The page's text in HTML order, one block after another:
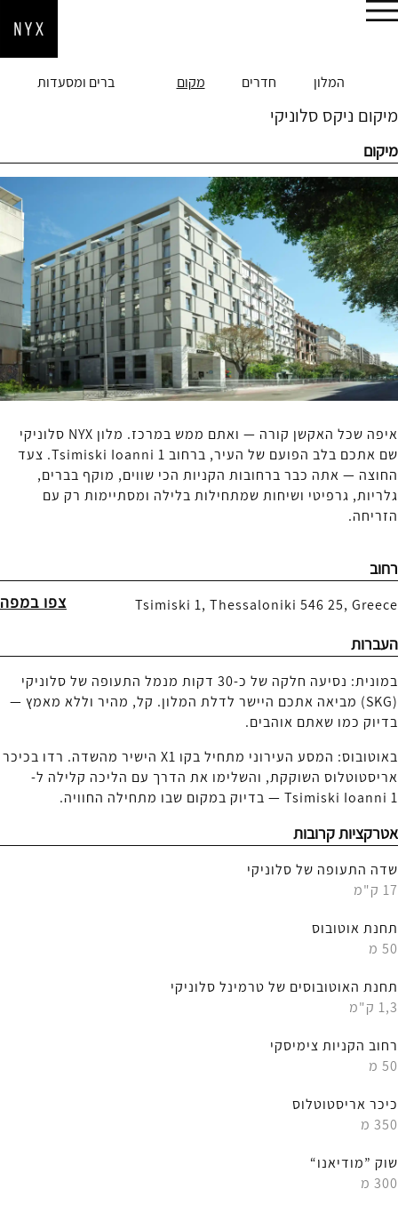
המלון חדרים מקום ברים ומסעדות
מיקום ניקס סלוניקי
מיקום
איפה שכל האקשן קורה — ואתם ממש במרכז. מלון NYX סלוניקי
שם אתכם בלב הפועם של העיר, ברחוב Tsimiski Ioanni 1. צעד
החוצה — אתה כבר ברחובות הקניות הכי שווים, מוקף בברים,
גלריות, גרפיטי ושיחות שמתחילות בלילה ומסתיימות רק עם
הזריחה.
רחוב
Tsimiski 1, Thessaloniki 546 25, Greece צפו במפה
העברות
במונית: נסיעה חלקה של כ-30 דקות מנמל התעופה של סלוניקי
(SKG) מביאה אתכם היישר לדלת המלון. קל, מהיר וללא מאמץ —
בדיוק כמו שאתם אוהבים.
באוטובוס: המסע העירוני מתחיל בקו X1 הישיר מהשדה. רדו בכיכר
אריסטוטלוס השוקקת, והשלימו את הדרך עם הליכה קלילה ל-
Tsimiski Ioanni 1 — בדיוק במקום שבו מתחילה החוויה.
אטרקציות קרובות
שדה התעופה של סלוניקי
17 ק"מ
תחנת אוטובוס
50 מ
תחנת האוטובוסים של טרמינל סלוניקי
1,3 ק"מ
רחוב הקניות צימיסקי
50 מ
כיכר אריסטוטלוס
350 מ
שוק ”מודיאנו“
300 מ